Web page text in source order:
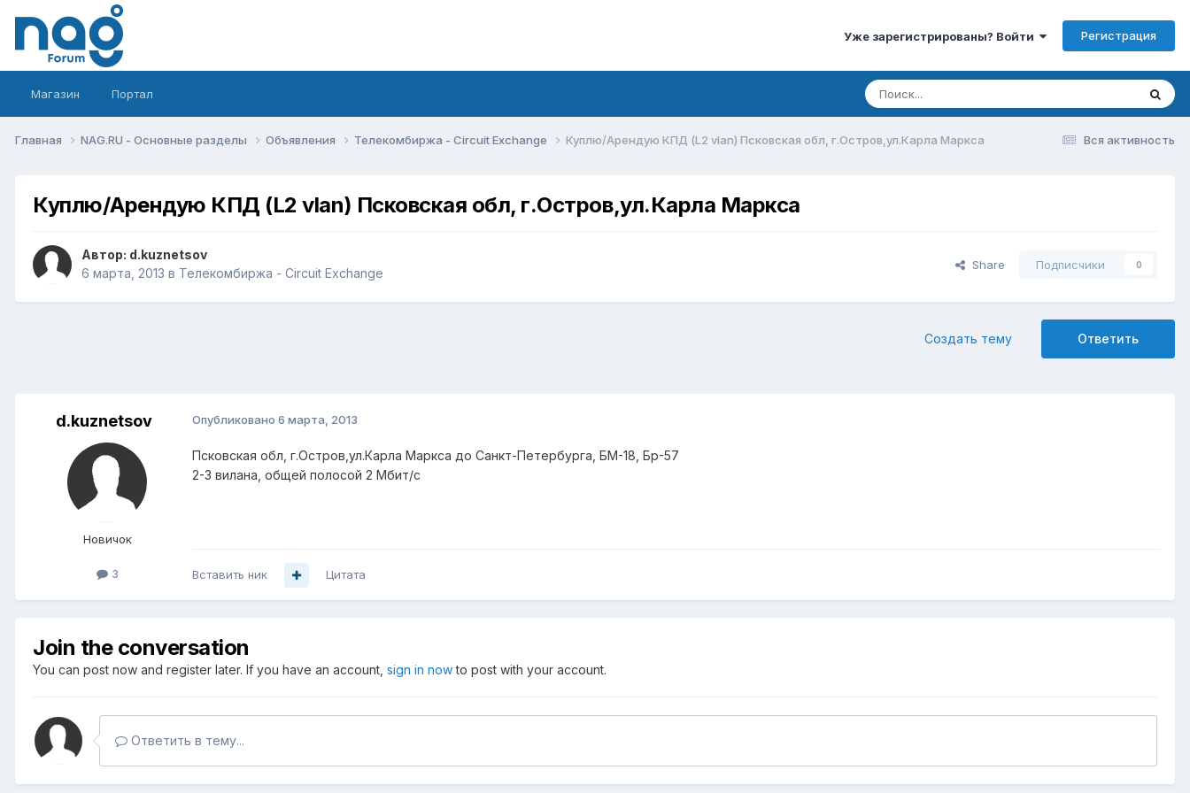
Уже зарегистрированы? Войти Регистрация
Магазин Портал
Вся активность
Главная NAG.RU - Основные разделы Объявления Телекомбиржа - Circuit Exchange Куплю/Арендую КПД (L2 vlan) Псковская обл, г.Остров,ул.Карла Маркса
Куплю/Арендую КПД (L2 vlan) Псковская обл, г.Остров,ул.Карла Маркса
Автор: d.kuznetsov
6 марта, 2013 в Телекомбиржа - Circuit Exchange
Share Подписчики 0
Ответить
Создать тему
d.kuznetsov
Новичок
3
Опубликовано 6 марта, 2013
Псковская обл, г.Остров,ул.Карла Маркса до Санкт-Петербурга, БМ-18, Бр-57
2-3 вилана, общей полосой 2 Мбит/с
Вставить ник Цитата
Join the conversation
You can post now and register later. If you have an account, sign in nowto post with your account.
Ответить в тему...